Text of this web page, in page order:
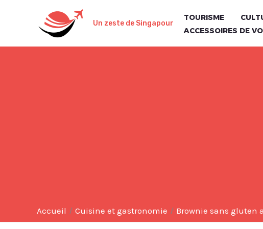
Un zeste de Singapour
TOURISME
ACCESSOIRES DE
Accueil Cuisine et gastronomie Brownie sans gluten